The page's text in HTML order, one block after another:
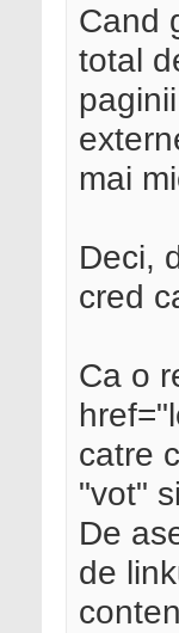
Cand
total
mai
Deci,
cred
Ca o
catre
"vot"
De
de